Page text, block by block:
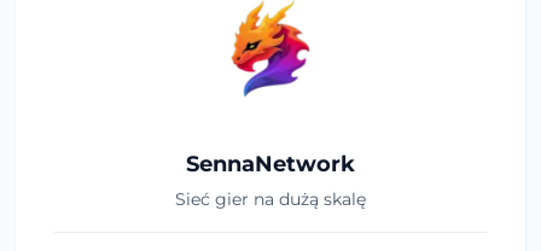
SennaNetwork
Sieć gier na dużą skalę